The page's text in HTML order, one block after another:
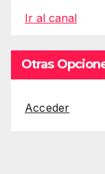
Ir al canal
Otras
Acceder